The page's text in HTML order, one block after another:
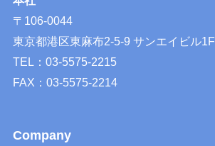
〒106-0044
東京都港区東麻布2-5-9 サンエイビル1F
TEL：03-5575-2215
FAX：03-5575-2214
Company